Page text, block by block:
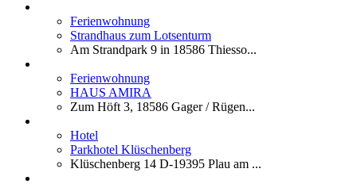
Ferienwohnung
Strandhaus zum Lotsenturm
Am Strandpark 9 in 18586 Thiesso...
Ferienwohnung
HAUS AMIRA
Zum Höft 3, 18586 Gager / Rügen...
Hotel
Parkhotel Klüschenberg
Klüschenberg 14 D-19395 Plau am ...